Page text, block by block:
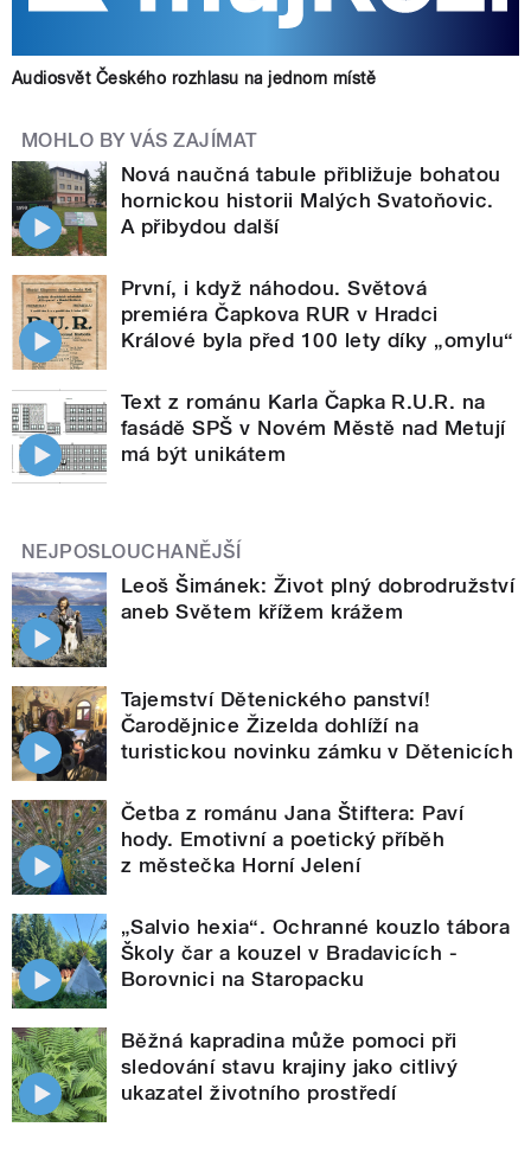
Audiosvět Českého rozhlasu na jednom místě
MOHLO BY VÁS ZAJÍMAT
Nová naučná tabule přibližuje bohatou
hornickou historii Malých Svatoňovic.
A přibydou další
První, i když náhodou. Světová
premiéra Čapkova RUR v Hradci
Králové byla před 100 lety díky „omylu“
Text z románu Karla Čapka R.U.R. na
fasádě SPŠ v Novém Městě nad Metují
má být unikátem
NEJPOSLOUCHANĚJŠÍ
Leoš Šimánek: Život plný dobrodružství
aneb Světem křížem krážem
Tajemství Dětenického panství!
Čarodějnice Žizelda dohlíží na
turistickou novinku zámku v Dětenicích
Četba z románu Jana Štiftera: Paví
hody. Emotivní a poetický příběh
z městečka Horní Jelení
„Salvio hexia“. Ochranné kouzlo tábora
Školy čar a kouzel v Bradavicích -
Borovnici na Staropacku
Běžná kapradina může pomoci při
sledování stavu krajiny jako citlivý
ukazatel životního prostředí